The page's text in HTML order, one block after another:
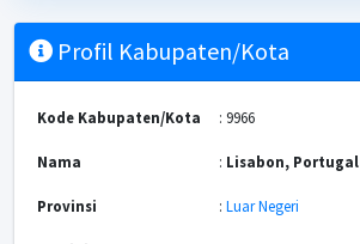
Profil Kabupaten/Kota
Kode Kabupaten/Kota : 9966
Nama : Lisabon, Portugal
Provinsi : Luar Negeri